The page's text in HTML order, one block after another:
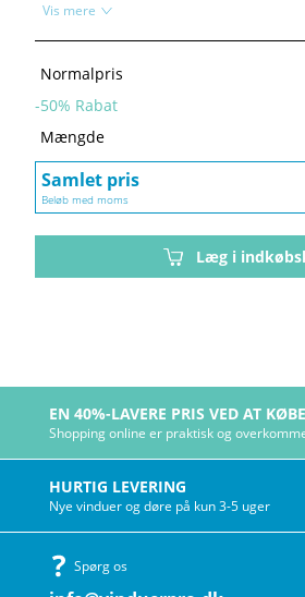
Vis mere
Normalpris
-50% Rabat
Mængde
Samlet pris
Beløb med moms
Læg i
EN 40%-LAVERE PRIS VED AT
Shopping online er praktisk og
HURTIG LEVERING
Nye vinduer og døre på kun 3-5 uger
Spørg os